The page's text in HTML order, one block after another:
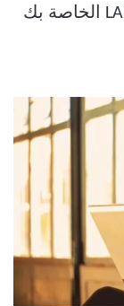
أو شبكة LAN الخاصة بك